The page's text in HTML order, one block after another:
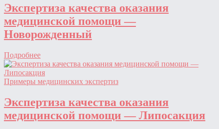
Экспертиза качества оказания
медицинской помощи —
Новорожденный
Подробнее
Примеры медицинских экспертиз
Экспертиза качества оказания
медицинской помощи — Липосакция